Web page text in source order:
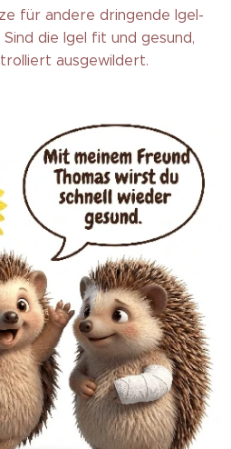
für andere dringende Igel-
die Igel fit und gesund,
ausgewildert.